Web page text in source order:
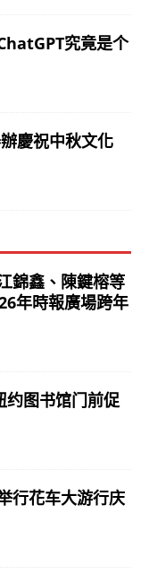
究竟是个
慶祝中秋文化
錦鑫、陳鍵榕等
年時報廣場跨年
约图书馆门前促
行花车大游行庆